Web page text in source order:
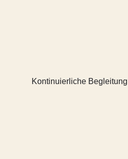
Kontinuierliche